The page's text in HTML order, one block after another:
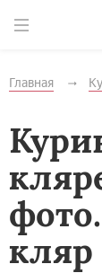
Главная
кляр